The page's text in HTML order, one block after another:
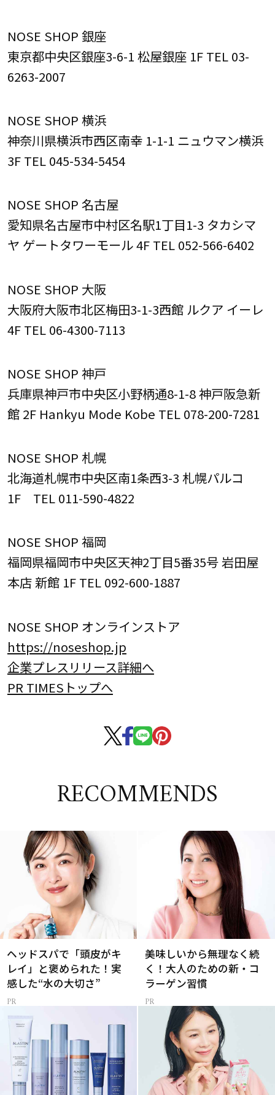
NOSE SHOP 銀座
東京都中央区銀座3-6-1 松屋銀座 1F TEL 03-
6263-2007
NOSE SHOP 横浜
神奈川県横浜市西区南幸 1-1-1 ニュウマン横浜
3F TEL 045-534-5454
NOSE SHOP 名古屋
愛知県名古屋市中村区名駅1丁目1-3 タカシマ
ヤ ゲートタワーモール 4F TEL 052-566-6402
NOSE SHOP 大阪
大阪府大阪市北区梅田3-1-3西館 ルクア イーレ
4F TEL 06-4300-7113
NOSE SHOP 神戸
兵庫県神戸市中央区小野柄通8-1-8 神戸阪急新
館 2F Hankyu Mode Kobe TEL 078-200-7281
NOSE SHOP 札幌
北海道札幌市中央区南1条西3-3 札幌パルコ
1F TEL 011-590-4822
NOSE SHOP 福岡
福岡県福岡市中央区天神2丁目5番35号 岩田屋
本店 新館 1F TEL 092-600-1887
NOSE SHOP オンラインストア
https://noseshop.jp
企業プレスリリース詳細へ
PR TIMESトップへ
RECOMMENDS
ヘッドスパで「頭皮がキ
レイ」と褒められた！実
感した“水の大切さ”
美味しいから無理なく続
く！大人のための新・コ
ラーゲン習慣